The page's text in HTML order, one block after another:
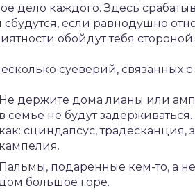
дело каждого. Здесь
сбудутся, если равнодушно
обойдут тебя стороной.
суеверий, связанных
Не держите дома лианы или
в семье не будут
как: сциндапсус,
кампелия.
Пальмы, подаренные кем-то, а
дом большое горе.